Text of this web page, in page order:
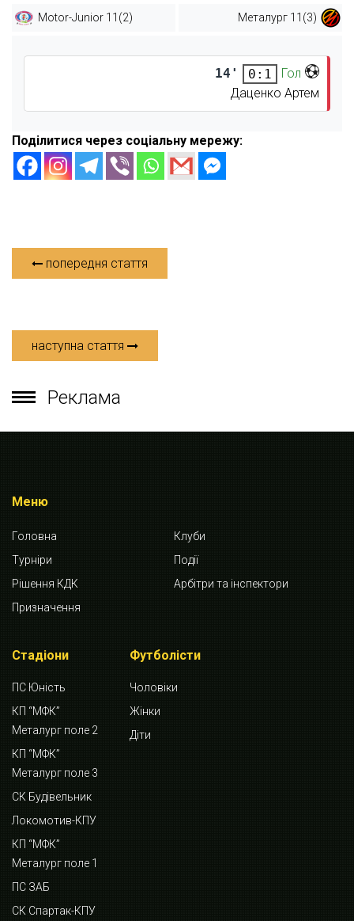
Motor-Junior 11(2) Металург 11(3)
14' 0:1
Гол
Даценко Артем
Поділитися через соціальну мережу:
попередня стаття
наступна стаття
Реклама
Меню
Головна
Клуби
Турніри
Події
Рішення КДК
Арбітри та інспектори
Призначення
Стадіони
ПС Юність
КП “МФК”
Металург поле 2
КП “МФК”
Металург поле 3
СК Будівельник
Локомотив-КПУ
КП “МФК”
Металург поле 1
ПС ЗАБ
СК Спартак-КПУ
Футболісти
Чоловіки
Жінки
Діти